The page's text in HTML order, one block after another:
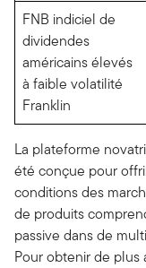
FNB indiciel de
dividendes
américains élevés
à faible volatilité
Franklin
La plateforme
été conçue pour
conditions des
de produits
passive dans de
Pour obtenir de